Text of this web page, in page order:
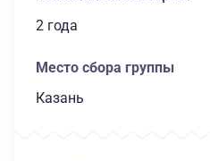
2 года
Место сбора группы
Казань